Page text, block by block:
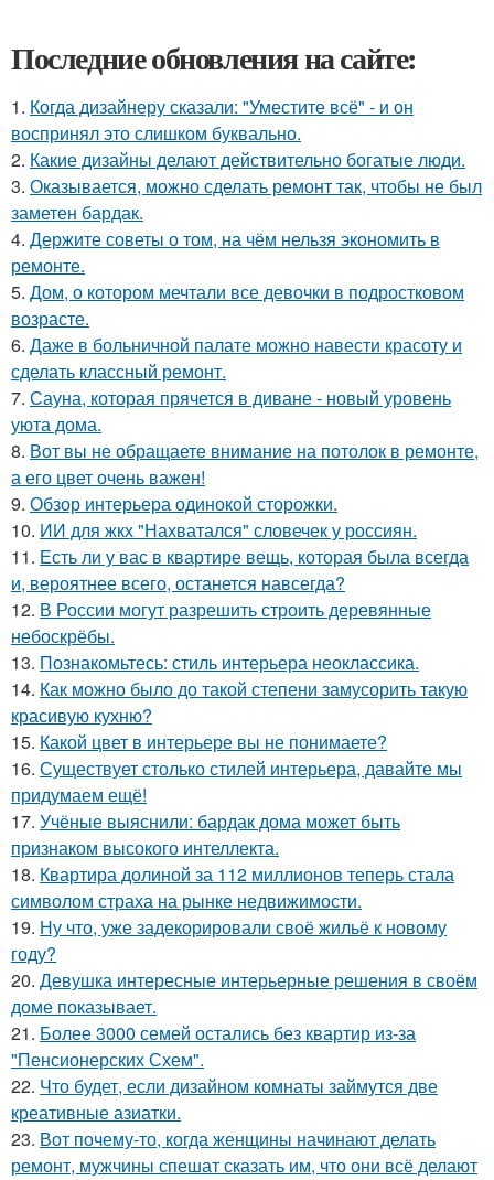
Последние обновления на сайте:
1. Когда дизайнеру сказали: "Уместите всё" - и он
воспринял это слишком буквально.
2. Какие дизайны делают действительно богатые люди.
3. Оказывается, можно сделать ремонт так, чтобы не был
заметен бардак.
4. Держите советы о том, на чём нельзя экономить в
ремонте.
5. Дом, о котором мечтали все девочки в подростковом
возрасте.
6. Даже в больничной палате можно навести красоту и
сделать классный ремонт.
7. Сауна, которая прячется в диване - новый уровень
уюта дома.
8. Вот вы не обращаете внимание на потолок в ремонте,
а его цвет очень важен!
9. Обзор интерьера одинокой сторожки.
10. ИИ для жкх "Нахватался" словечек у россиян.
11. Есть ли у вас в квартире вещь, которая была всегда
и, вероятнее всего, останется навсегда?
12. В России могут разрешить строить деревянные
небоскрёбы.
13. Познакомьтесь: стиль интерьера неоклассика.
14. Как можно было до такой степени замусорить такую
красивую кухню?
15. Какой цвет в интерьере вы не понимаете?
16. Существует столько стилей интерьера, давайте мы
придумаем ещё!
17. Учёные выяснили: бардак дома может быть
признаком высокого интеллекта.
18. Квартира долиной за 112 миллионов теперь стала
символом страха на рынке недвижимости.
19. Ну что, уже задекорировали своё жильё к новому
году?
20. Девушка интересные интерьерные решения в своём
доме показывает.
21. Более 3000 семей остались без квартир из-за
"Пенсионерских Схем".
22. Что будет, если дизайном комнаты займутся две
креативные азиатки.
23. Вот почему-то, когда женщины начинают делать
ремонт, мужчины спешат сказать им, что они всё делают